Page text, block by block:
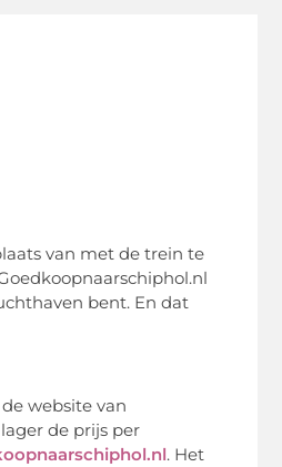
van met de trein te
bent. En dat
website van
de prijs per
. Het